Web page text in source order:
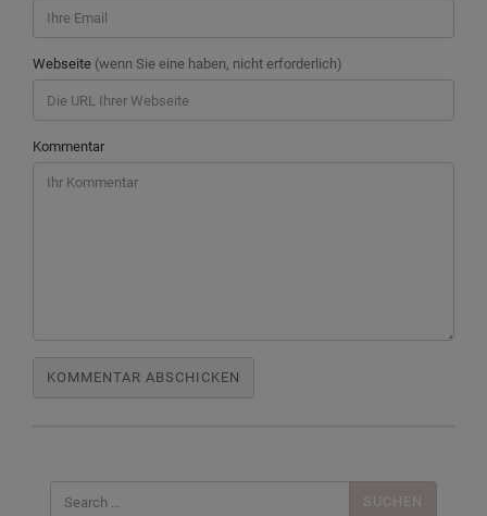
Webseite (wenn Sie eine haben, nicht erforderlich)
Kommentar
Suchen
nach: